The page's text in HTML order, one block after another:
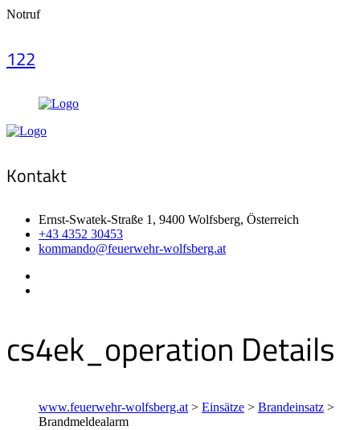
Notruf
122
Kontakt
Ernst-Swatek-Straße 1, 9400 Wolfsberg, Österreich
+43 4352 30453
kommando@feuerwehr-wolfsberg.at
cs4ek_operation Details
www.feuerwehr-wolfsberg.at > Einsätze > Brandeinsatz >
Brandmeldealarm